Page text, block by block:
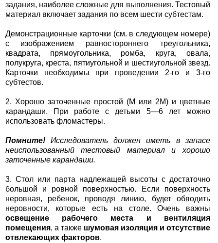
задания, наиболее сложные для выполнения. Тестовый
материал включает задания по всем шести субтестам.
Демонстрационные карточки (см. в следующем номере)
с изображением равностороннего треугольника,
квадрата, прямоугольника, ромба, круга, овала,
полукруга, креста, пятиугольной и шестиугольной звезд.
Карточки необходимы при проведении 2-го и 3-го
субтестов.
2. Хорошо заточенные простой (М или 2М) и цветные
карандаши. При работе с детьми 5—6 лет можно
использовать фломастеры.
Помните!Исследователь должен иметь в запасе
неиспользованный тестовый материал и хорошо
заточенные карандаши.
3. Стол или парта надлежащей высоты с достаточно
большой и ровной поверхностью. Если поверхность
неровная, ребенок, проводя линию, будет обводить
неровности, которые есть на столе. Очень важны
освещение рабочего места и вентиляция
помещения, а также шумовая изоляция и отсутствие
отвлекающих факторов.